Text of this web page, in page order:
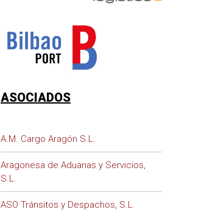
ASOCIADOS
A.M. Cargo Aragón S.L.
Aragonesa de Aduanas y Servicios,
S.L.
ASO Tránsitos y Despachos, S.L.